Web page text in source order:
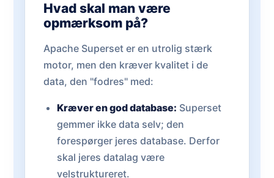
Hvad skal man være
opmærksom på?
Apache Superset er en utrolig stærk
motor, men den kræver kvalitet i de
data, den "fodres" med:
Kræver en god database: Superset
gemmer ikke data selv; den
forespørger jeres database. Derfor
skal jeres datalag være
velstruktureret.